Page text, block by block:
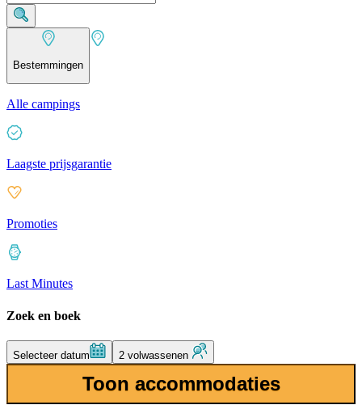
Bestemmingen
Alle campings
Laagste prijsgarantie
Promoties
Last Minutes
Zoek en boek
Selecteer datum 2 volwassenen
Toon accommodaties